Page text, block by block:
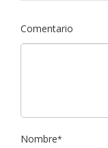
Comentario
Nombre*